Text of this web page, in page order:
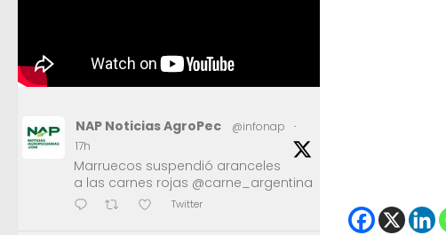
NAP Noticias AgroPec @infonap
·
17h
Marruecos suspendió aranceles
a las carnes rojas @carne_argentina
Twitter